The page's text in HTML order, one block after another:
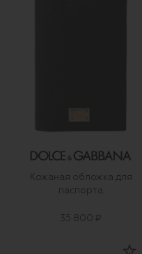
Кожаная обложка для
паспорта
35 800 ₽